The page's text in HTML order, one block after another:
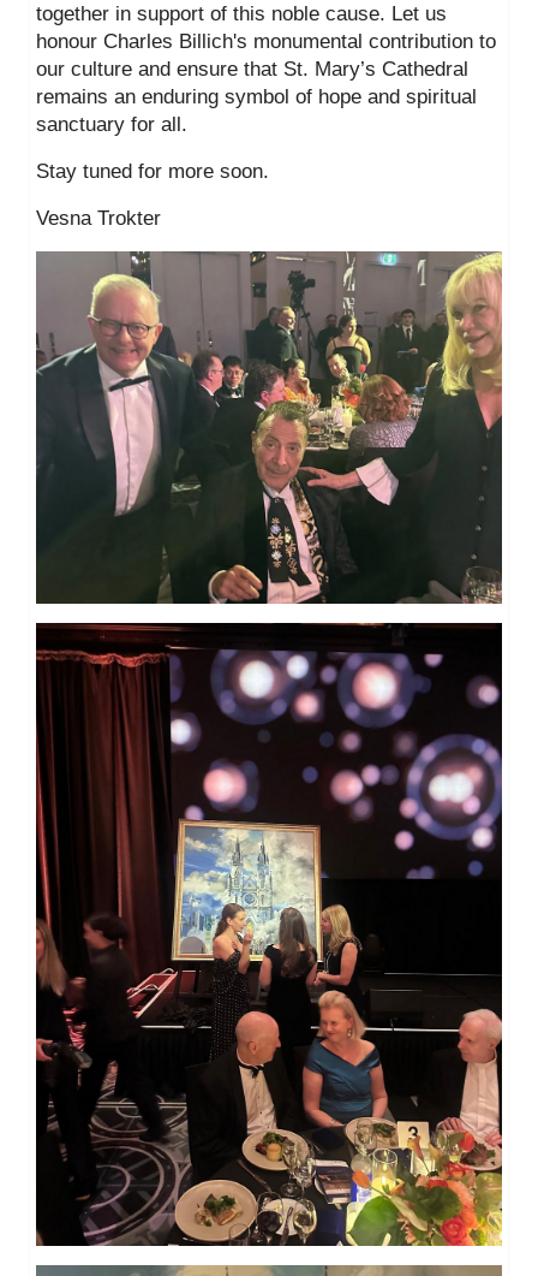
together in support of this noble cause. Let us
honour Charles Billich's monumental contribution to
our culture and ensure that St. Mary’s Cathedral
remains an enduring symbol of hope and spiritual
sanctuary for all.
Stay tuned for more soon.
Vesna Trokter